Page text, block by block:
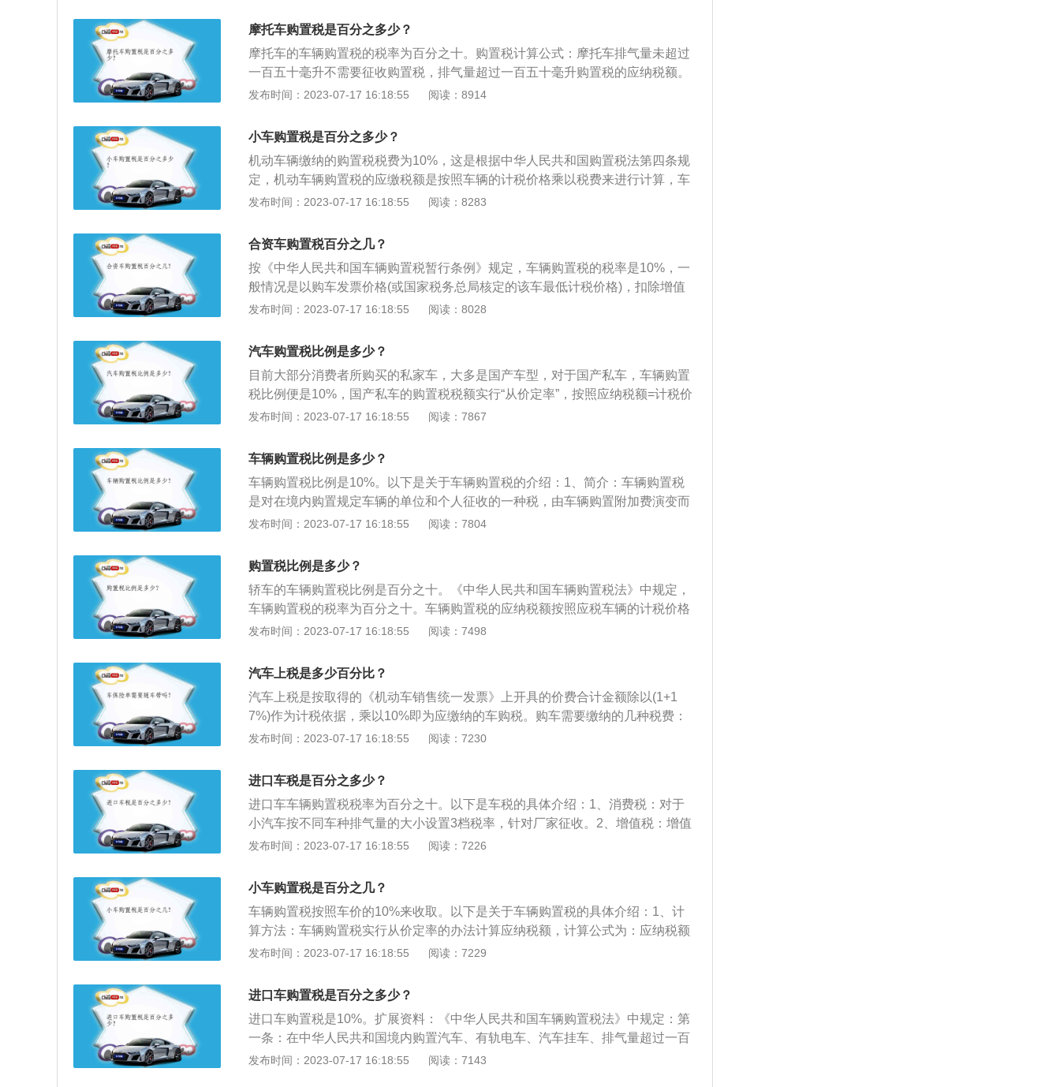
加费演变而来。完税证补办所需手续：车辆购置税完税证发生丢失，纳税人须持
《机动车行驶证》向原发证税务机关申请补发，并填写《换（补）车辆购置税完
税明申请表》。补发时，如属个人，应亲自办理，不可代办；如属单位，须在申
请表上盖章，经办人提供身份证及复印件，在申请表上签名。
摩托车购置税是百分之多少？
摩托车的车辆购置税的税率为百分之十。购置税计算公式：摩托车排气量未超过
一百五十毫升不需要征收购置税，排气量超过一百五十毫升购置税的应纳税额。
按照应税车辆的计税价格乘以税率计算（例如消费者购买一辆10000的摩托车，
购置税法规定：《中华人民共和国车辆购置税法》中规定，第一条在中华人民共
和国境内购置汽车、有轨电车、汽车挂车、排气量超过一百五十毫升的摩托车
（以下统称应税车辆）的单位和个人，为车辆购置税的纳税人，应当依照本法规
定缴纳车辆购置税。
发布时间：2023-07-17 16:18:55 阅读：8914
小车购置税是百分之多少？
机动车辆缴纳的购置税税费为10%，这是根据中华人民共和国购置税法第四条规
定，机动车辆购置税的应缴税额是按照车辆的计税价格乘以税费来进行计算，车
辆购置税是每一台车辆都必须要缴纳的税费。详细介绍请看下文：缴纳购置税的
必须在60日内完成购置税的缴纳，购置税的缴纳不允许分期来缴纳，必须是一次
性缴清。如果购买的车辆为进口车辆，同样需要在60个工作日内完成购置税的申
报。4s店购置税减免：减免的意思并不是不需要缴纳车辆的购置税，而是由四s
店缴纳车辆的购置税，间接的算作是车辆的一种优惠政策，在购买机动车的时
候，销售人员会将车辆购置税的瞬间从车价中去除，然后再由机动车购买人缴纳
发布时间：2023-07-17 16:18:55 阅读：8283
合资车购置税百分之几？
按《中华人民共和国车辆购置税暂行条例》规定，车辆购置税的税率是10%，一
般情况是以购车发票价格(或国家税务总局核定的该车最低计税价格)，扣除增值
税后作为计税依据，按10%税率计征车购税。以下是扩展资料：1、合资车：合
使用权、资金；国外投资方出品牌、技术、资金、人才等合资汽车就是上述情况
合作情况下的产物。国外提供技术、人才、品牌等在国内组装，但核心技术还是
由国外掌握。2、购置税：购置税是由税务机关征收的购置税制设置范围内相关
财物的行为和财产征收的税收，如车辆购置税等。
发布时间：2023-07-17 16:18:55 阅读：8028
汽车购置税比例是多少？
目前大部分消费者所购买的私家车，大多是国产车型，对于国产私车，车辆购置
税比例便是10%，国产私车的购置税税额实行“从价定率”，按照应纳税额=计税价
格×税率的计算公式来计算购置税。以下是扩展资料：相关规定：计税价格根据
购买应税车辆而支付给销售者的全部价款和价外费用，不包括增值税税款。也就
是说按取得的《机动车销售统一发票》上开具的价费合计金额除以(1+17%)作为
计税依据，乘以10%即为应缴纳的车购税。
发布时间：2023-07-17 16:18:55 阅读：7867
车辆购置税比例是多少？
车辆购置税比例是10%。以下是关于车辆购置税的介绍：1、简介：车辆购置税
是对在境内购置规定车辆的单位和个人征收的一种税，由车辆购置附加费演变而
来。车辆购置税根据纳税人购置应税车辆的计税价格实行从价计征，以价格为计
点：车辆购置税只确定一个统一比例税率征收，税率具有不随课税对象数额变动
的特点，计征简便、负担稳定，有利于依法治税。车辆购置税实行一次课征制，
只是在退出流通进入消费领域的特定环节征收。
发布时间：2023-07-17 16:18:55 阅读：7804
购置税比例是多少？
轿车的车辆购置税比例是百分之十。《中华人民共和国车辆购置税法》中规定，
车辆购置税的税率为百分之十。车辆购置税的应纳税额按照应税车辆的计税价格
乘以税率计算。应税车辆的计税价格，按照下列规定确定：纳税人购买自用应税
扩展资料：纳税人进口自用应税车辆的计税价格，为关税完税价格加上关税和消
费税；纳税人自产自用应税车辆的计税价格，按照纳税人生产的同类应税车辆的
销售价格确定，不包括增值税税款；纳税人以受赠、获奖或者其他方式取得自用
应税车辆的计税价格，按照购置应税车辆时相关凭证载明的价格确定，不包括增
值税税款。
发布时间：2023-07-17 16:18:55 阅读：7498
汽车上税是多少百分比？
汽车上税是按取得的《机动车销售统一发票》上开具的价费合计金额除以(1+1
7%)作为计税依据，乘以10%即为应缴纳的车购税。购车需要缴纳的几种税费：
1.车辆购置税：购置税是由税务机关征收的购置税制设置范围内相关财物的行为
的单位和个人征收的一种税，它由车辆购置附加费演变而来。2.车船税：车船税
是指对在我国境内应依法到公安、交通、农业、渔业、军事等管理部门办理登记
的车辆、船舶，根据其种类，按照规定的计税依据和年税额标准计算征收的一种
财产税。3.消费税：是以消费品的流转额作为征税对象的各种税收的统称。是政
府向消费品征收的税项，可从批发商或零售商征收。消费税是典型的间接税。如
发布时间：2023-07-17 16:18:55 阅读：7230
进口车税是百分之多少？
进口车车辆购置税税率为百分之十。以下是车税的具体介绍：1、消费税：对于
小汽车按不同车种排气量的大小设置3档税率，针对厂家征收。2、增值税：增值
税是指以商品(含应税劳务)在流转过程中产生的增值额作为计税依据而征收的一
租赁服务等，适用17%的税率，汽车买卖正适用于这一项。3、购置税：对购置1.
6升及以下排量的乘用车按10%的税率征收车辆购置税。新车购置税等于新车价
格（含税价）÷1.17（增值税率17%）x购置税率。4、车船税：车船使用税是对
行驶于公共道路的车辆和航行于国内河流、湖泊或领海口岸的船舶，按照其种类
(如机动车辆、非机动车辆、载人汽车、载货汽车等)、吨位和规定的税额计算征
发布时间：2023-07-17 16:18:55 阅读：7226
小车购置税是百分之几？
车辆购置税按照车价的10%来收取。以下是关于车辆购置税的具体介绍：1、计
算方法：车辆购置税实行从价定率的办法计算应纳税额，计算公式为：应纳税额
=计税价格×税率。如果消费者买的是国产私车，计税价格为支付给经销商的全部
车价中均含增值税税款，所以在计征车辆购置税税额时，必须先将17%的增值税
剔除，即车辆购置税计税价格=发票价÷1.17，然后再按10%的税率计征车辆购置
税。2、办理纳税申报准备材料：纳税人办理纳税申报时应如实填写《车辆购置
税纳税申报表》同时提供以下资料的原件和复印件。复印件和《机动车销售统一
发票》报税联由主管税务机关留存，其他原件经主管税务机关审核后退还纳税
发布时间：2023-07-17 16:18:55 阅读：7229
进口车购置税是百分之多少？
进口车购置税是10%。扩展资料：《中华人民共和国车辆购置税法》中规定：第
一条：在中华人民共和国境内购置汽车、有轨电车、汽车挂车、排气量超过一百
五十毫升的摩托车（以下统称应税车辆）的单位和个人，为车辆购置税的纳税
发布时间：2023-07-17 16:18:55 阅读：7143